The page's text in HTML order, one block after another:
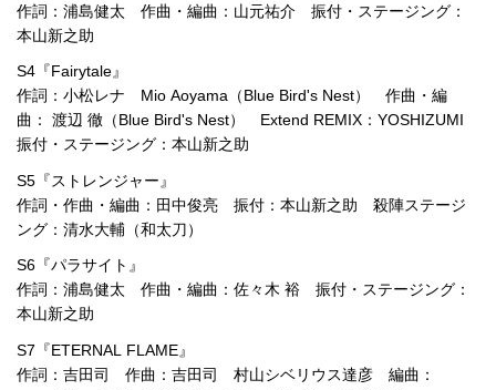
作詞：浦島健太 作曲・編曲：山元祐介 振付・ステージング：
本山新之助
S4『Fairytale』
作詞：小松レナ Mio Aoyama（Blue Bird's Nest） 作曲・編
曲： 渡辺 徹（Blue Bird's Nest） Extend REMIX：YOSHIZUMI
振付・ステージング：本山新之助
S5『ストレンジャー』
作詞・作曲・編曲：田中俊亮 振付：本山新之助 殺陣ステージ
ング：清水大輔（和太刀）
S6『パラサイト』
作詞：浦島健太 作曲・編曲：佐々木 裕 振付・ステージング：
本山新之助
S7『ETERNAL FLAME』
作詞：吉田司 作曲：吉田司 村山シベリウス達彦 編曲：